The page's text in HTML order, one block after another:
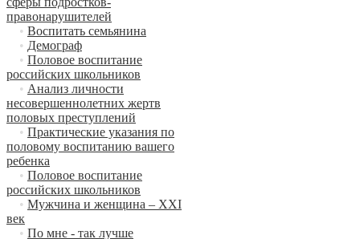
правонарушителей
• Воспитать семьянина
• Демограф
• Половое воспитание
российских школьников
• Анализ личности
несовершеннолетних жертв
половых преступлений
• Практические указания по
половому воспитанию вашего
ребенка
• Половое воспитание
российских школьников
• Мужчина и женщина – XXI
век
• По мне - так лучше